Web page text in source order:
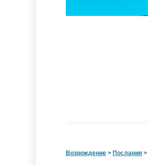
Возрождение > Послания >